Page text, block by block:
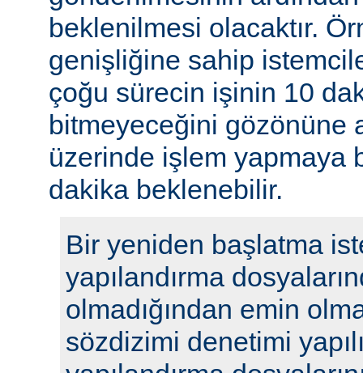
beklenilmesi olacaktır.
genişliğine sahip
çoğu sürecin işinin 10
bitmeyeceğini gözönüne
üzerinde işlem yapmaya
dakika beklenebilir.
Bir yeniden başlatma
yapılandırma
olmadığından emin
sözdizimi denetimi